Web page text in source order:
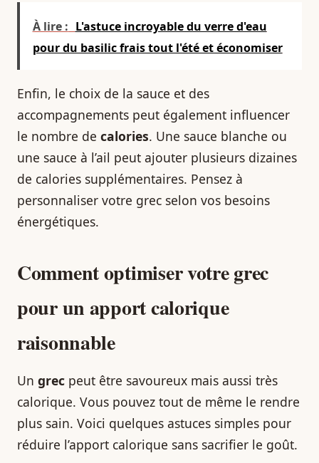
À lire : L'astuce incroyable du verre d'eau
pour du basilic frais tout l'été et économiser
Enfin, le choix de la sauce et des
accompagnements peut également influencer
le nombre de calories. Une sauce blanche ou
une sauce à l’ail peut ajouter plusieurs dizaines
de calories supplémentaires. Pensez à
personnaliser votre grec selon vos besoins
énergétiques.
Comment optimiser votre grec
pour un apport calorique
raisonnable
Un grec peut être savoureux mais aussi très
calorique. Vous pouvez tout de même le rendre
plus sain. Voici quelques astuces simples pour
réduire l’apport calorique sans sacrifier le goût.